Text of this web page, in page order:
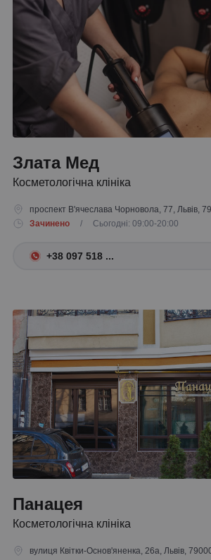
Злата Мед
Косметологічна клініка
проспект В'ячеслава Чорновола, 77, Львів,
Зачинено
/ Сьогодні: 09:00-20:00
+38 097 518 ...
Панацея
Косметологічна клініка
вулиця Квітки-Основ'яненка, 26а, Львів,